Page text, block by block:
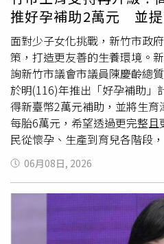
鼓勵家長投入就業市場。至於2
兒園第一胎每月只需負擔1,000
月負擔2,000元、第二胎1,000
第一胎家長每月只要負擔3,000
1,000元，其他費用都由政府
元，幫助減輕年輕夫婦育兒負
出「0到18歲成長津貼」。中
每月5,000元，每年共可領6萬
中，在孩子0到6歲期間，每月
用，並與「0到6歲國家一起養
18歲期間，每月津貼的一半由
2,500元由政府存入專戶，12
並至少保有二年期定存利率的
益，也能一併計入，待孩子年
他在萬里出生、長大，就學期
推好孕補助2萬元 並
面對少子女化挑戰，新竹市政
策，打造更友善的生養環境。
詢新竹市議會市議員陳慶齡總
於明(116)年推出「好孕補助」
得新臺幣2萬元補助，並將生
每胎6萬元，希望透過更完整
民從懷孕、生產到育兒各階段
育兒。高市長表示，少子女化
也是市府高度重視的施政方向
三部曲」、提高生育津貼、擴
兒支持措施，獲得許多市民肯
求，市府已規劃推出「好孕補
孕期開始就提供更全面的照顧
06月08日, 2026